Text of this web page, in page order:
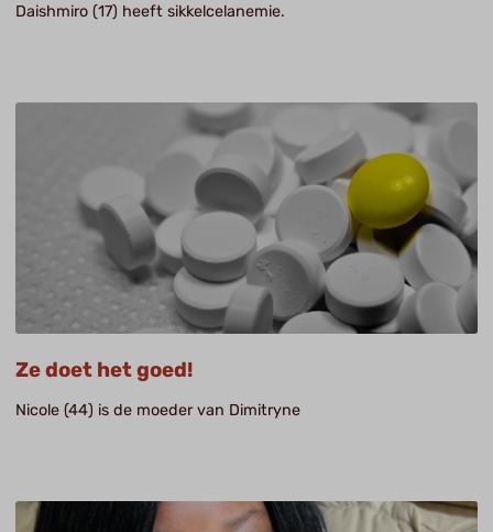
Daishmiro (17) heeft sikkelcelanemie.
Ze doet het goed!
Nicole (44) is de moeder van Dimitryne